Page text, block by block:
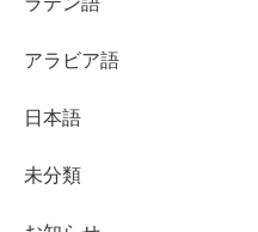
アラビア語
日本語
未分類